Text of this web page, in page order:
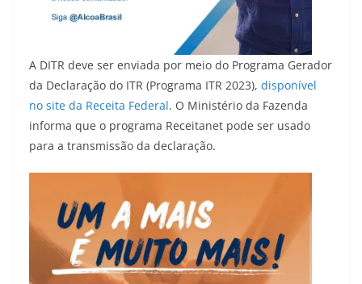
A DITR deve ser enviada por meio do Programa Gerador
da Declaração do ITR (Programa ITR 2023), disponível
no site da Receita Federal. O Ministério da Fazenda
informa que o programa Receitanet pode ser usado
para a transmissão da declaração.